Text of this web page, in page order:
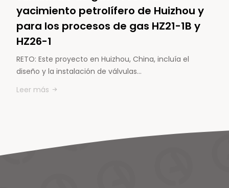
yacimiento petrolífero de Huizhou y
para los procesos de gas HZ21-1B y
HZ26-1
RETO: Este proyecto en Huizhou, China, incluía el
diseño y la instalación de válvulas…
Leer más